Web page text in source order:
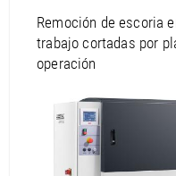
Remoción de escoria
trabajo cortadas por
operación